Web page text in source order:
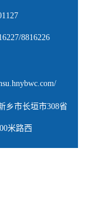
8816226
乡市长垣市308省
米路西